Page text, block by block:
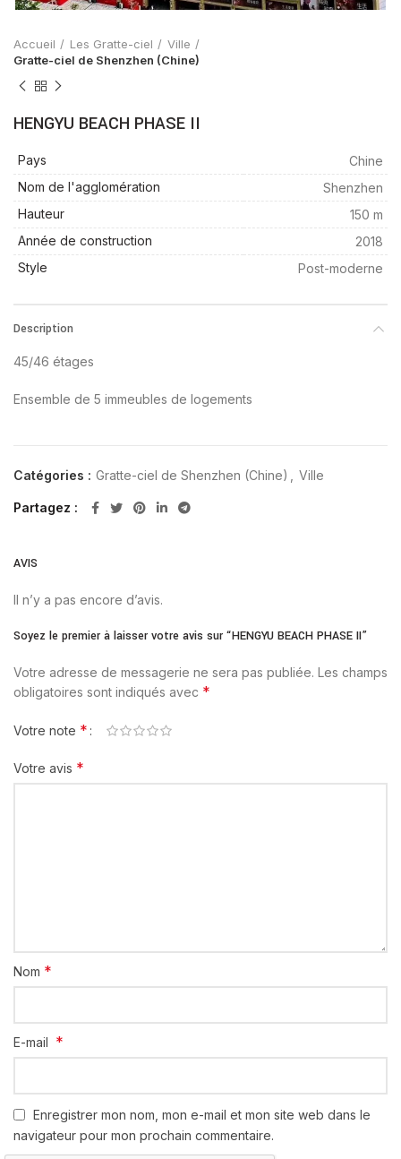
Accueil Les Gratte-ciel
Ville
Gratte-ciel de Shenzhen (Chine)
HENGYU BEACH PHASE II
Pays
Chine
Nom de l'agglomération
Shenzhen
Hauteur
150 m
Année de construction
2018
Style
Post-moderne
Description
45/46 étages
Ensemble de 5 immeubles de logements
Catégories : Gratte-ciel de Shenzhen (Chine) Ville
Partagez
AVIS
Il n’y a pas encore d’avis.
Soyez le premier à laisser votre avis sur “HENGYU BEACH PHASE II”
Votre adresse de messagerie ne sera pas publiée. Les champs
obligatoires sont indiqués avec *
Votre note *
Votre avis *
Nom *
E-mail *
Enregistrer mon nom, mon e-mail et mon site web dans le
navigateur pour mon prochain commentaire.